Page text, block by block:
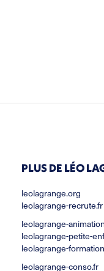
PLUS DE LÉO
leolagrange.org
leolagrange-recrute.fr
leolagrange-
leolagrange-petite-
leolagrange-
leolagrange-conso.fr